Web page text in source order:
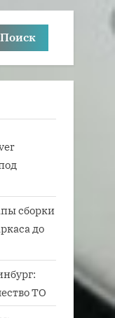
сборки
до
ТО